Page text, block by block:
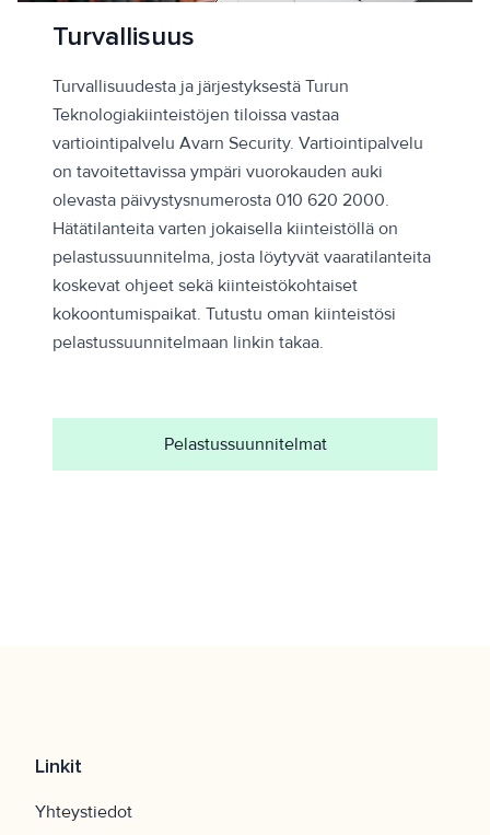
Turvallisuus
Turvallisuudesta ja järjestyksestä Turun
Teknologiakiinteistöjen tiloissa vastaa
vartiointipalvelu Avarn Security. Vartiointipalvelu
on tavoitettavissa ympäri vuorokauden auki
olevasta päivystysnumerosta 010 620 2000.
Hätätilanteita varten jokaisella kiinteistöllä on
pelastussuunnitelma, josta löytyvät vaaratilanteita
koskevat ohjeet sekä kiinteistökohtaiset
kokoontumispaikat. Tutustu oman kiinteistösi
pelastussuunnitelmaan linkin takaa.
Pelastussuunnitelmat
Linkit
Yhteystiedot